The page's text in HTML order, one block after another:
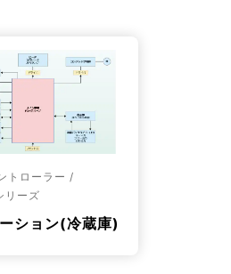
トローラー /
ーズ
ション(冷蔵庫)